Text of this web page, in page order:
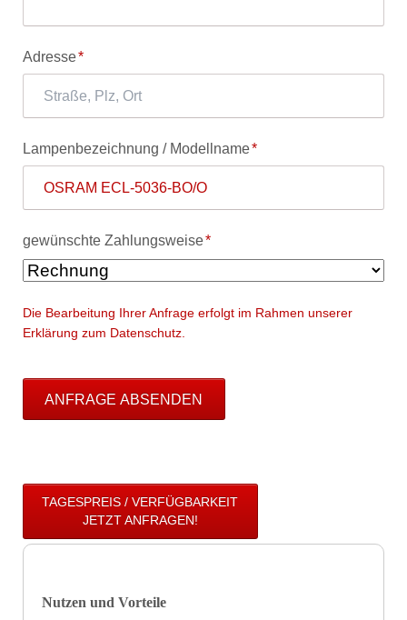
Pflichtfeld
Adresse*
Pflichtfeld
Lampenbezeichnung / Modellname*
Pflichtfeld
gewünschte Zahlungsweise*
Die Bearbeitung Ihrer Anfrage erfolgt im Rahmen unserer
Erklärung zum Datenschutz.
ANFRAGE ABSENDEN
TAGESPREIS / VERFÜGBARKEIT
JETZT ANFRAGEN!
Nutzen und Vorteile